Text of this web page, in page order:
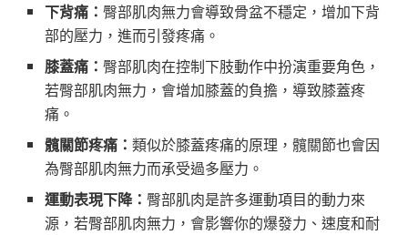
下背痛：臀部肌肉無力會導致骨盆不穩定，增加下背
部的壓力，進而引發疼痛。
膝蓋痛：臀部肌肉在控制下肢動作中扮演重要角色，
若臀部肌肉無力，會增加膝蓋的負擔，導致膝蓋疼
痛。
髖關節疼痛：類似於膝蓋疼痛的原理，髖關節也會因
為臀部肌肉無力而承受過多壓力。
運動表現下降：臀部肌肉是許多運動項目的動力來
源，若臀部肌肉無力，會影響你的爆發力、速度和耐